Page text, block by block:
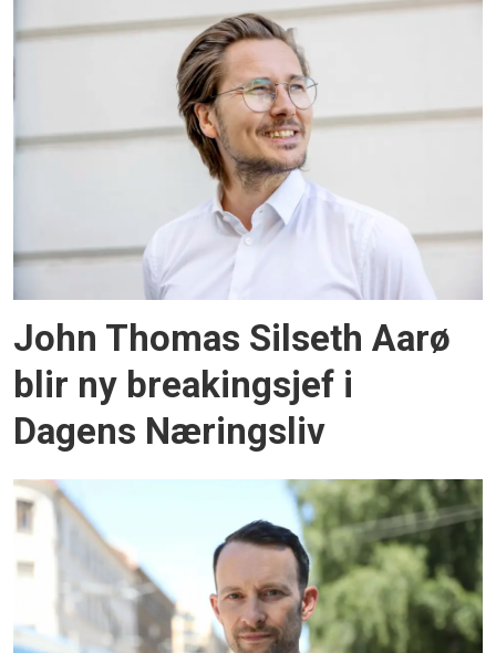
John Thomas Silseth Aarø
blir ny breakingsjef i
Dagens Næringsliv